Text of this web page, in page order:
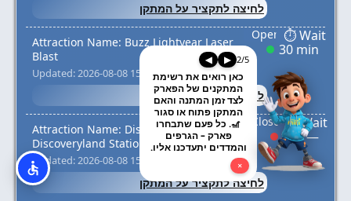
לחיצה לתקציר על המתקן
Attraction Name: Buzz Lightyear Laser
Blast
30 min
Updated: 2026-08-08 15:40 (local)
לחיצה לתקציר על המתקן
Attraction Name: Disneyland Railroad
Discoveryland Station
—
Updated: 2026-08-08 15:40 (local)
לחיצה לתקציר על המתקן
◀ ▶ 2/5
כאן רואים את רשימת
המתקנים של הפארק
לצד זמן המתנה והאם
המתקן פתוח או סגור
🎢. כל פעם שתבחרו
פארק – הגרפים
והמדדים יתעדכנו אליו.
×